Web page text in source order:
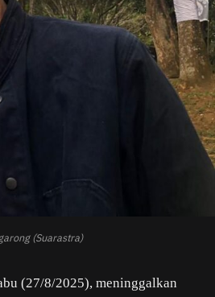
(Suarastra)
(27/8/2025), meninggalkan